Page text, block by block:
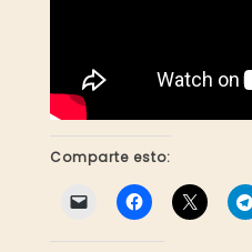
Comparte esto: